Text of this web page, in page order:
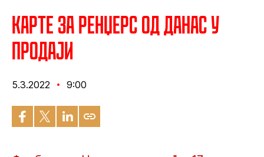
Карте за Ренџерс од данас у
продаји
5.3.2022 9:00